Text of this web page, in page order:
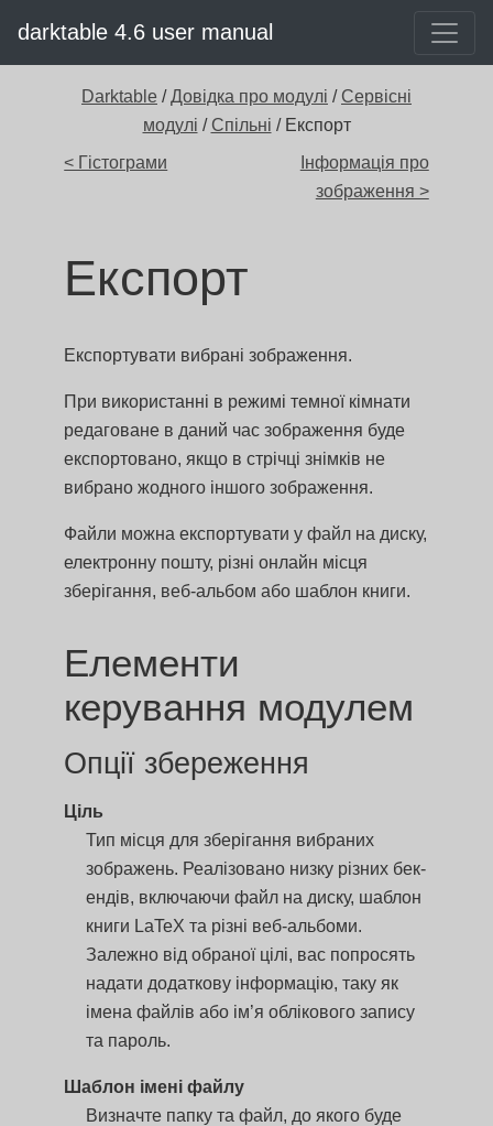
darktable 4.6 user manual
Darktable /Довідка про модулі / Сервісні
модулі / Спільні / Експорт
< Гістограми
Інформація про
зображення >
Експорт
Експортувати вибрані зображення.
При використанні в режимі темної кімнати
редаговане в даний час зображення буде
експортовано, якщо в стрічці знімків не
вибрано жодного іншого зображення.
Файли можна експортувати у файл на диску,
електронну пошту, різні онлайн місця
зберігання, веб-альбом або шаблон книги.
Елементи
керування модулем
Опції збереження
Ціль
Тип місця для зберігання вибраних
зображень. Реалізовано низку різних бек-
ендів, включаючи файл на диску, шаблон
книги LaTeX та різні веб-альбоми.
Залежно від обраної цілі, вас попросять
надати додаткову інформацію, таку як
імена файлів або ім’я облікового запису
та пароль.
Шаблон імені файлу
Визначте папку та файл, до якого буде